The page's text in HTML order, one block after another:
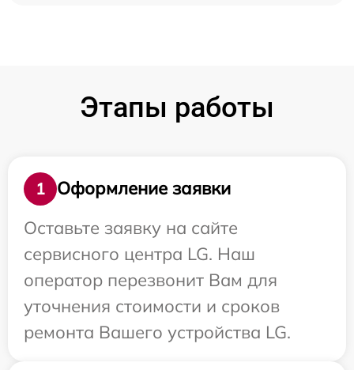
Этапы работы
1
Оформление заявки
Оставьте заявку на сайте
сервисного центра LG. Наш
оператор перезвонит Вам для
уточнения стоимости и сроков
ремонта Вашего устройства LG.